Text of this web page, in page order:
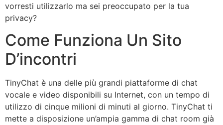
vorresti utilizzarlo ma sei preoccupato per la tua
privacy?
Come Funziona Un Sito
D’incontri
TinyChat è una delle più grandi piattaforme di chat
vocale e video disponibili su Internet, con un tempo di
utilizzo di cinque milioni di minuti al giorno. TinyChat ti
mette a disposizione un’ampia gamma di chat room già